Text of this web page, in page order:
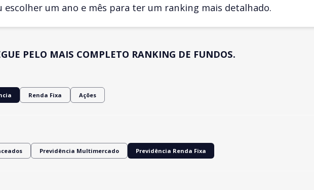
escolher um ano e mês para ter um ranking mais detalhado.
PELO MAIS COMPLETO RANKING DE FUNDOS.
Renda Fixa Ações
Previdência Multimercado Previdência Renda Fixa